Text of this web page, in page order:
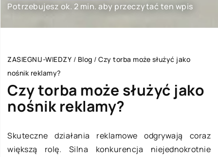
Potrzebujesz ok. 2 min. aby przeczytać ten wpis
ZASIEGNIJ-WIEDZY / Blog / Czy torba może służyć jako
nośnik reklamy?
Czy torba może służyć jako
nośnik reklamy?
Skuteczne działania reklamowe odgrywają coraz
większą rolę. Silna konkurencja niejednokrotnie